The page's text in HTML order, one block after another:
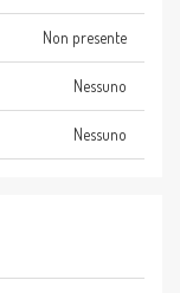
Non presente
Nessuno
Nessuno